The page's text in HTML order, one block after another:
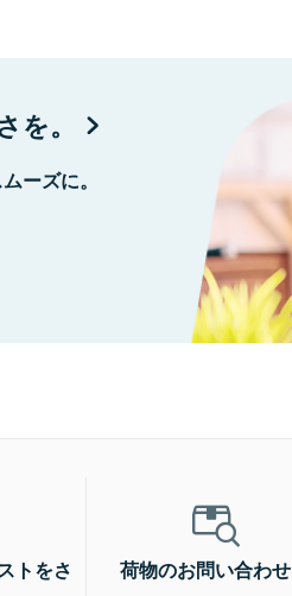
を。
ーズに。
トをさ
荷物のお問い合わせ